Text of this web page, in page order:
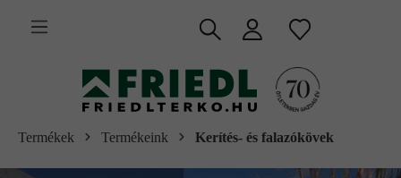
tartalomra
Termékek Termékeink Kerítés- és falazókövek